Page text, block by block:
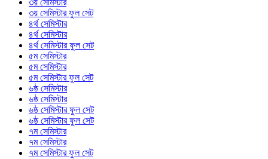
৩য় সেমিস্টার ফুল সেট
৪র্থ সেমিস্টার
৪র্থ সেমিস্টার
৪র্থ সেমিস্টার ফুল সেট
৫ম সেমিস্টার
৫ম সেমিস্টার
৫ম সেমিস্টার ফুল সেট
৬ষ্ঠ সেমিস্টার
৬ষ্ঠ সেমিস্টার
৬ষ্ঠ সেমিস্টার ফুল সেট
৬ষ্ঠ সেমিস্টার ফুল সেট
৭ম সেমিস্টার
৭ম সেমিস্টার
৭ম সেমিস্টার ফুল সেট